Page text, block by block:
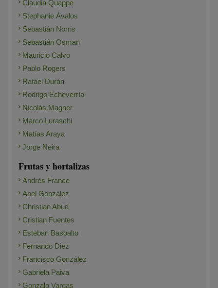
Claudia Quappe
Stephanie Ávalos
Sebastián Norris
Sebastián Osman
Mauricio Calvo
Pablo Rogers
Rafael Durán
Rodrigo Echeverría
Nicolás Magner
Marco Luraschi
Matías Araya
Jorge Neira
Frutas y hortalizas
Andrés France
Abel González
Christian Abud
Cristian Fuentes
Esteban Basoalto
Fernando Diez
Francisco González
Gabriela Paiva
Gonzalo Vargas